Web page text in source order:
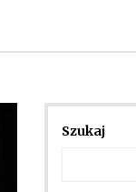
Szukaj